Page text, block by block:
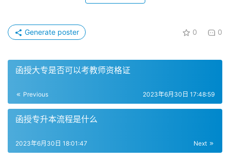
学期计算，平均每学期学费在2000元之间。当然，学校排
名、地区、专业等因素对学费有影响。
函授本科学费每年需要2000-3000元左右，学制是2.5年左
右。成考函授费用包括报名费和学费，报名费各省不同，一
函授本科学费一般是2500-3000元/年，函授本科有高升本
0 0
Generate poster
函授大专是否可以考教师资格证
Previous 2023年6月30日 17:48:59
函授专升本流程是什么
Next
2023年6月30日 18:01:47